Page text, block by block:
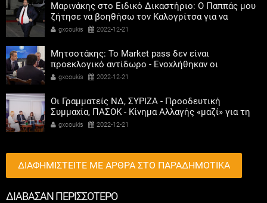
Μαρινάκης στο Ειδικό Δικαστήριο: Ο Παππάς μου
ζήτησε να βοηθήσω τον Καλογρίτσα για να
αποκτήσει σταθμό ο ΣΥΡΙΖΑ
gxcoukis 2022-12-21
Μητσοτάκης: Το Market pass δεν είναι
προεκλογικό αντίδωρο - Ενοχλήθηκαν οι
αριστεροί του χαβιαριού
gxcoukis 2022-12-21
Οι Γραμματείς ΝΔ, ΣΥΡΙΖΑ - Προοδευτική
Συμμαχία, ΠΑΣΟΚ - Κίνημα Αλλαγής «μαζί» για τη
συμμετοχή των γυναικών στην πολιτική
gxcoukis 2022-12-21
ΔΙΑΦΗΜΙΣΤΕΙΤΕ ΜΕ ΑΡΘΡΑ ΣΤΟ ΠΑΡΑΔΗΜΟΤΙΚΑ
ΔΙΑΒΑΣΑΝ ΠΕΡΙΣΣΟΤΕΡΟ